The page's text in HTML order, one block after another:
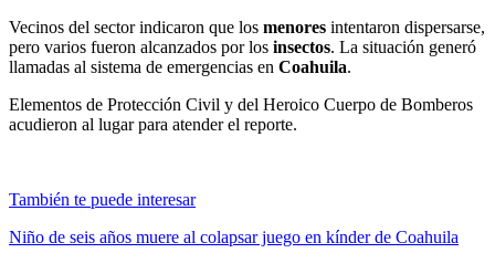
Vecinos del sector indicaron que los menores intentaron dispersarse,
pero varios fueron alcanzados por los insectos. La situación generó
llamadas al sistema de emergencias en Coahuila.
Elementos de Protección Civil y del Heroico Cuerpo de Bomberos
acudieron al lugar para atender el reporte.
También te puede interesar
Niño de seis años muere al colapsar juego en kínder de Coahuila